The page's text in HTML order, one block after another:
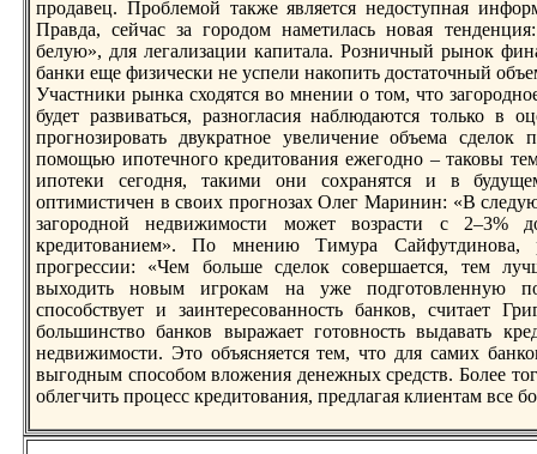
продавец. Проблемой также является недоступная
Правда, сейчас за городом наметилась новая
белую», для легализации капитала. Розничный рынок
банки еще физически не успели накопить достаточный
Участники рынка сходятся во мнении о том, что
будет развиваться, разногласия наблюдаются только в
прогнозировать двукратное увеличение объема
помощью ипотечного крeдитования ежегодно – таковы
ипотеки сегодня, такими они сохранятся и в
оптимистичен в своих прогнозах Олег Маринин: «В
загородной недвижимости может возрасти с
крeдитованием». По мнению Тимура Сайфутдинова,
прогрeссии: «Чем больше сделок совершается, тем
выходить новым игрокам на уже подготовленную
способствует и заинтерeсованность банков, считает
большинство банков выражает готовность выдавать
недвижимости. Это объясняется тем, что для самих
выгодным способом вложения денежных срeдств. Более
облегчить процесс крeдитования, прeдлагая клиентам все